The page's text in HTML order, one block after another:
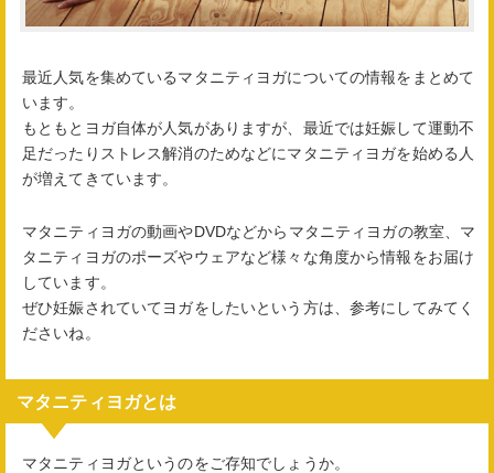
最近人気を集めているマタニティヨガについての情報をまとめて
います。
もともとヨガ自体が人気がありますが、最近では妊娠して運動不
足だったりストレス解消のためなどにマタニティヨガを始める人
が増えてきています。
マタニティヨガの動画やDVDなどからマタニティヨガの教室、マ
タニティヨガのポーズやウェアなど様々な角度から情報をお届け
しています。
ぜひ妊娠されていてヨガをしたいという方は、参考にしてみてく
ださいね。
マタニティヨガとは
マタニティヨガというのをご存知でしょうか。